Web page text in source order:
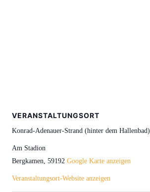
VERANSTALTUNGSORT
Konrad-Adenauer-Strand (hinter dem Hallenbad)
Am Stadion
Bergkamen, 59192 Google Karte anzeigen
Veranstaltungsort-Website anzeigen